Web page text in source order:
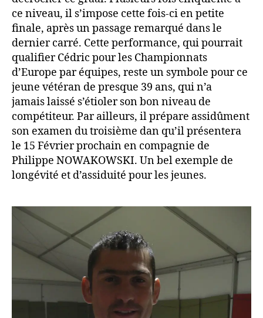
ce niveau, il s’impose cette fois-ci en petite
finale, après un passage remarqué dans le
dernier carré. Cette performance, qui pourrait
qualifier Cédric pour les Championnats
d’Europe par équipes, reste un symbole pour ce
jeune vétéran de presque 39 ans, qui n’a
jamais laissé s’étioler son bon niveau de
compétiteur. Par ailleurs, il prépare assidûment
son examen du troisième dan qu’il présentera
le 15 Février prochain en compagnie de
Philippe NOWAKOWSKI. Un bel exemple de
longévité et d’assiduité pour les jeunes.